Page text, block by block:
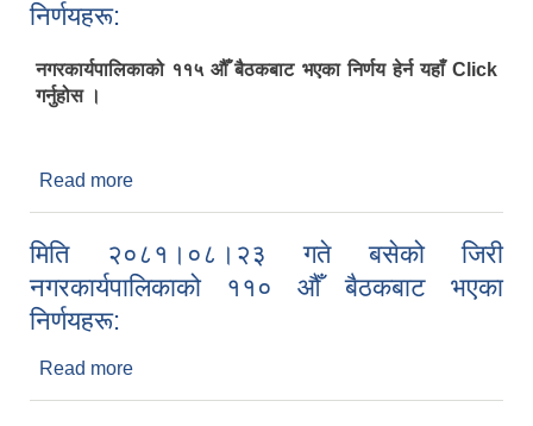
निर्णयहरू:
नगरकार्यपालिकाको ११५ औँ बैठकबाट भएका निर्णय हेर्न यहाँ Click
गर्नुहोस ।
Read more
मिति २०८१।०८।२३ गते बसेको जिरी
नगरकार्यपालिकाको ११० औँ बैठकबाट भएका
निर्णयहरू:
Read more